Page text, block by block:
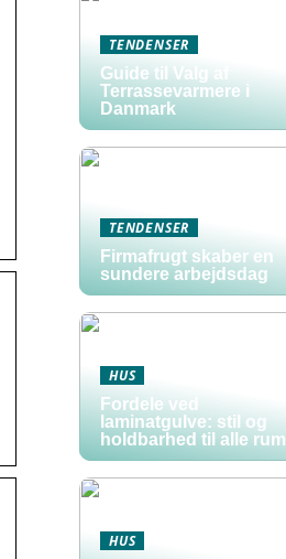
TENDENSER
Guide til Valg af
Terrassevarmere i
Danmark
TENDENSER
Firmafrugt skaber en
sundere arbejdsdag
HUS
Fordele ved
laminatgulve: stil og
holdbarhed til alle rum
HUS